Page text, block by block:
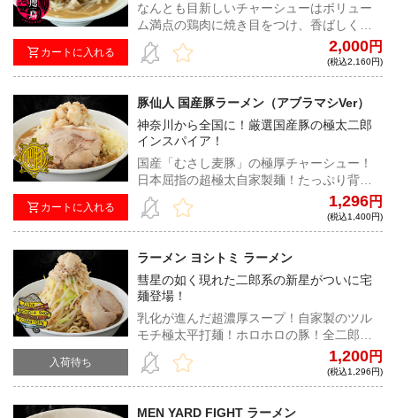
カートに入れる
なんとも目新しいチャーシューはボリュー
ム満点の鶏肉に焼き目をつけ、香ばしく仕
上げている。パンチがありながら優しく自
然な甘みが特徴のスープに、二郎系らしい
太麺の組み合わせは居山店主だから生み出
2,000円
(税込2,160円)
カートに入れる
豚仙人 国産豚ラーメン（アブラマシVer）
神奈川から全国に！厳選国産豚の極太二郎
インスパイア！
国産「むさし麦豚」の極厚チャーシュー！
日本屈指の超極太自家製麺！たっぷり背脂
の宅麺仕様で遂に登場！！
1,296円
(税込1,400円)
入荷待ち
ラーメン ヨシトミ ラーメン
彗星の如く現れた二郎系の新星がついに宅
麺登場！
乳化が進んだ超濃厚スープ！自家製のツル
モチ極太平打麺！ホロホロの豚！全二郎系
ファンの心を掴んでは離さない至高の一杯
をご堪能あれ！
1,200円
(税込1,296円)
MEN YARD FIGHT ラーメン